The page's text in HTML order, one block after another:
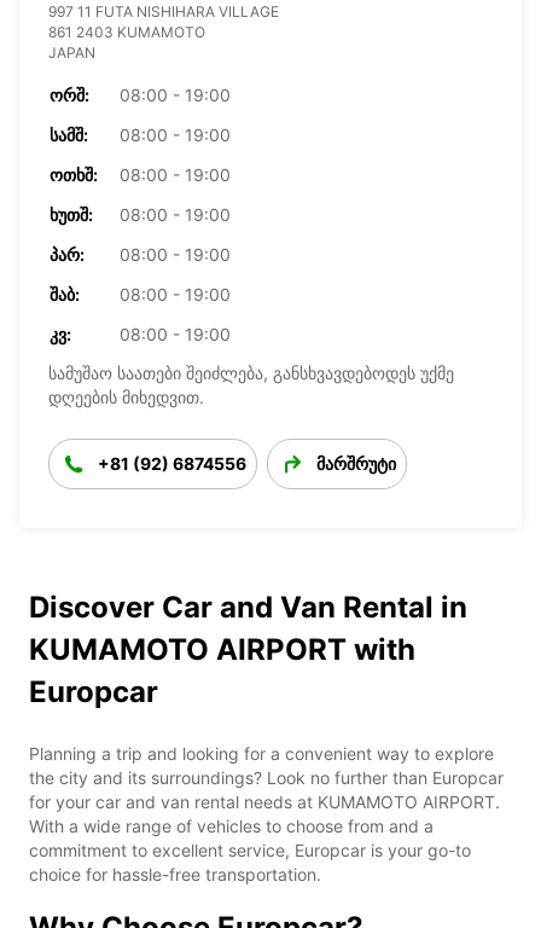
997 11 FUTA NISHIHARA VILLAGE
861 2403 KUMAMOTO
JAPAN
ᲝᲠᲨ:
08:00 - 19:00
ᲡᲐᲛᲨ:
08:00 - 19:00
ᲝᲗᲮᲨ:
08:00 - 19:00
ᲮᲣᲗᲨ:
08:00 - 19:00
ᲞᲐᲠ:
08:00 - 19:00
ᲨᲐᲑ:
08:00 - 19:00
ᲙᲕ:
08:00 - 19:00
სამუშაო საათები შეიძლება, განსხვავდებოდეს უქმე
დღეების მიხედვით.
+81 (92) 6874556 მარშრუტი
Discover Car and Van Rental in
KUMAMOTO AIRPORT with
Europcar
Planning a trip and looking for a convenient way to explore
the city and its surroundings? Look no further than Europcar
for your car and van rental needs at KUMAMOTO AIRPORT.
With a wide range of vehicles to choose from and a
commitment to excellent service, Europcar is your go-to
choice for hassle-free transportation.